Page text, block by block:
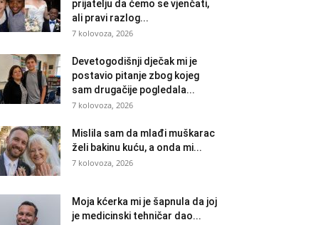
prijatelju da ćemo se vjenčati,
ali pravi razlog...
7 kolovoza, 2026
Devetogodišnji dječak mi je
postavio pitanje zbog kojeg
sam drugačije pogledala...
7 kolovoza, 2026
Mislila sam da mlađi muškarac
želi bakinu kuću, a onda mi...
7 kolovoza, 2026
Moja kćerka mi je šapnula da joj
je medicinski tehničar dao...